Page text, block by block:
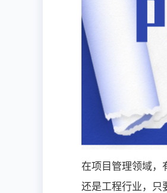
在项目管理领域，
还是工程行业，只